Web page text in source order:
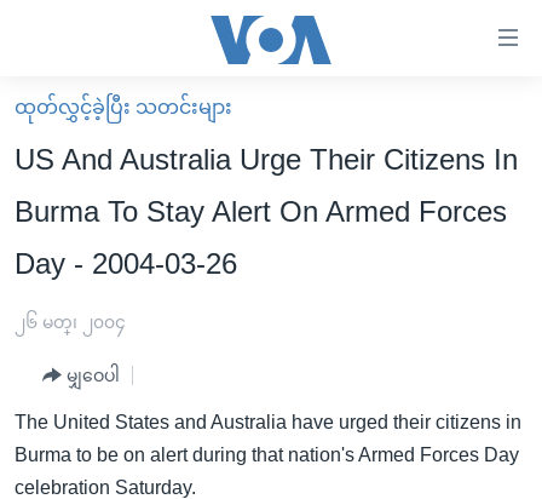
လွယ်ကူ
စေ
သည့်
များ
ပင်မ
ကျော်
ကြည့်
ရန်
မူလစာမျက်နှာ
မြန်မာ
ကမ္ဘာ့သတင်းများ
နိုင်ငံတကာ
အစ္စရေး-ပါလက်စတိုင်း
ဗွီဒီယို
အင်္ဂလိပ်စာလေ့လာမယ်
အမေရိကန်သုံးအီဒီယံ
မကြေးမုံရဲ့ အင်္ဂလိပ်စာ
အပတ်စဉ်ကဏ္ဍများ
ရေဒီယို
ရေဒီယိုနှင့်ရုပ်သံ အချက်အလက်များ
ထုတ်လွှင့်ခဲ့ပြီး သတင်းများ
US And Australia Urge Their Citizens In
Burma To Stay Alert On Armed Forces
Day - 2004-03-26
၂၆ မတ္၊ ၂၀၀၄
မျှဝေပါ
The United States and Australia have urged their citizens in
Burma to be on alert during that nation's Armed Forces Day
celebration Saturday.